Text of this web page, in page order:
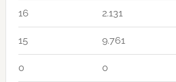
16 2.131
15 9.761
0 0